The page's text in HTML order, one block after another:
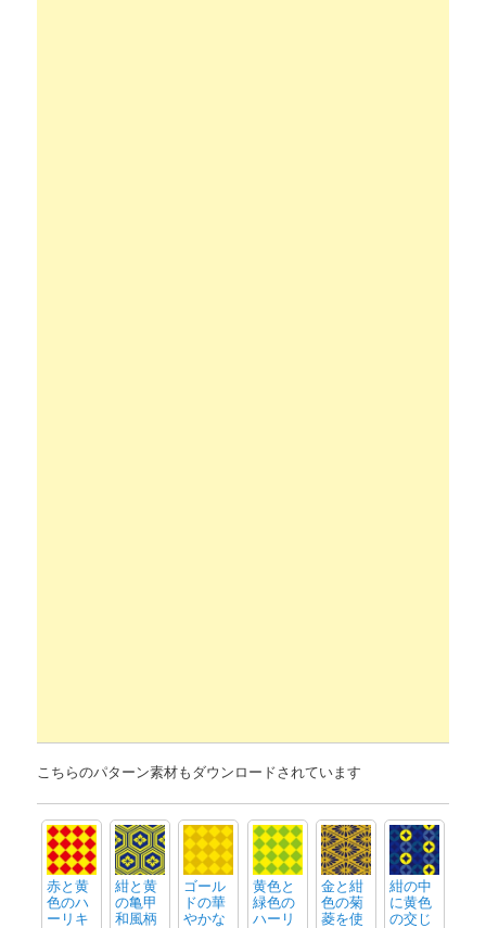
こちらのパターン素材もダウンロードされています
赤と黄
色のハ
ーリキ
紺と黄
の亀甲
和風柄
ゴール
ドの華
やかな
黄色と
緑色の
ハーリ
金と紺
色の菊
菱を使
紺の中
に黄色
の交じ